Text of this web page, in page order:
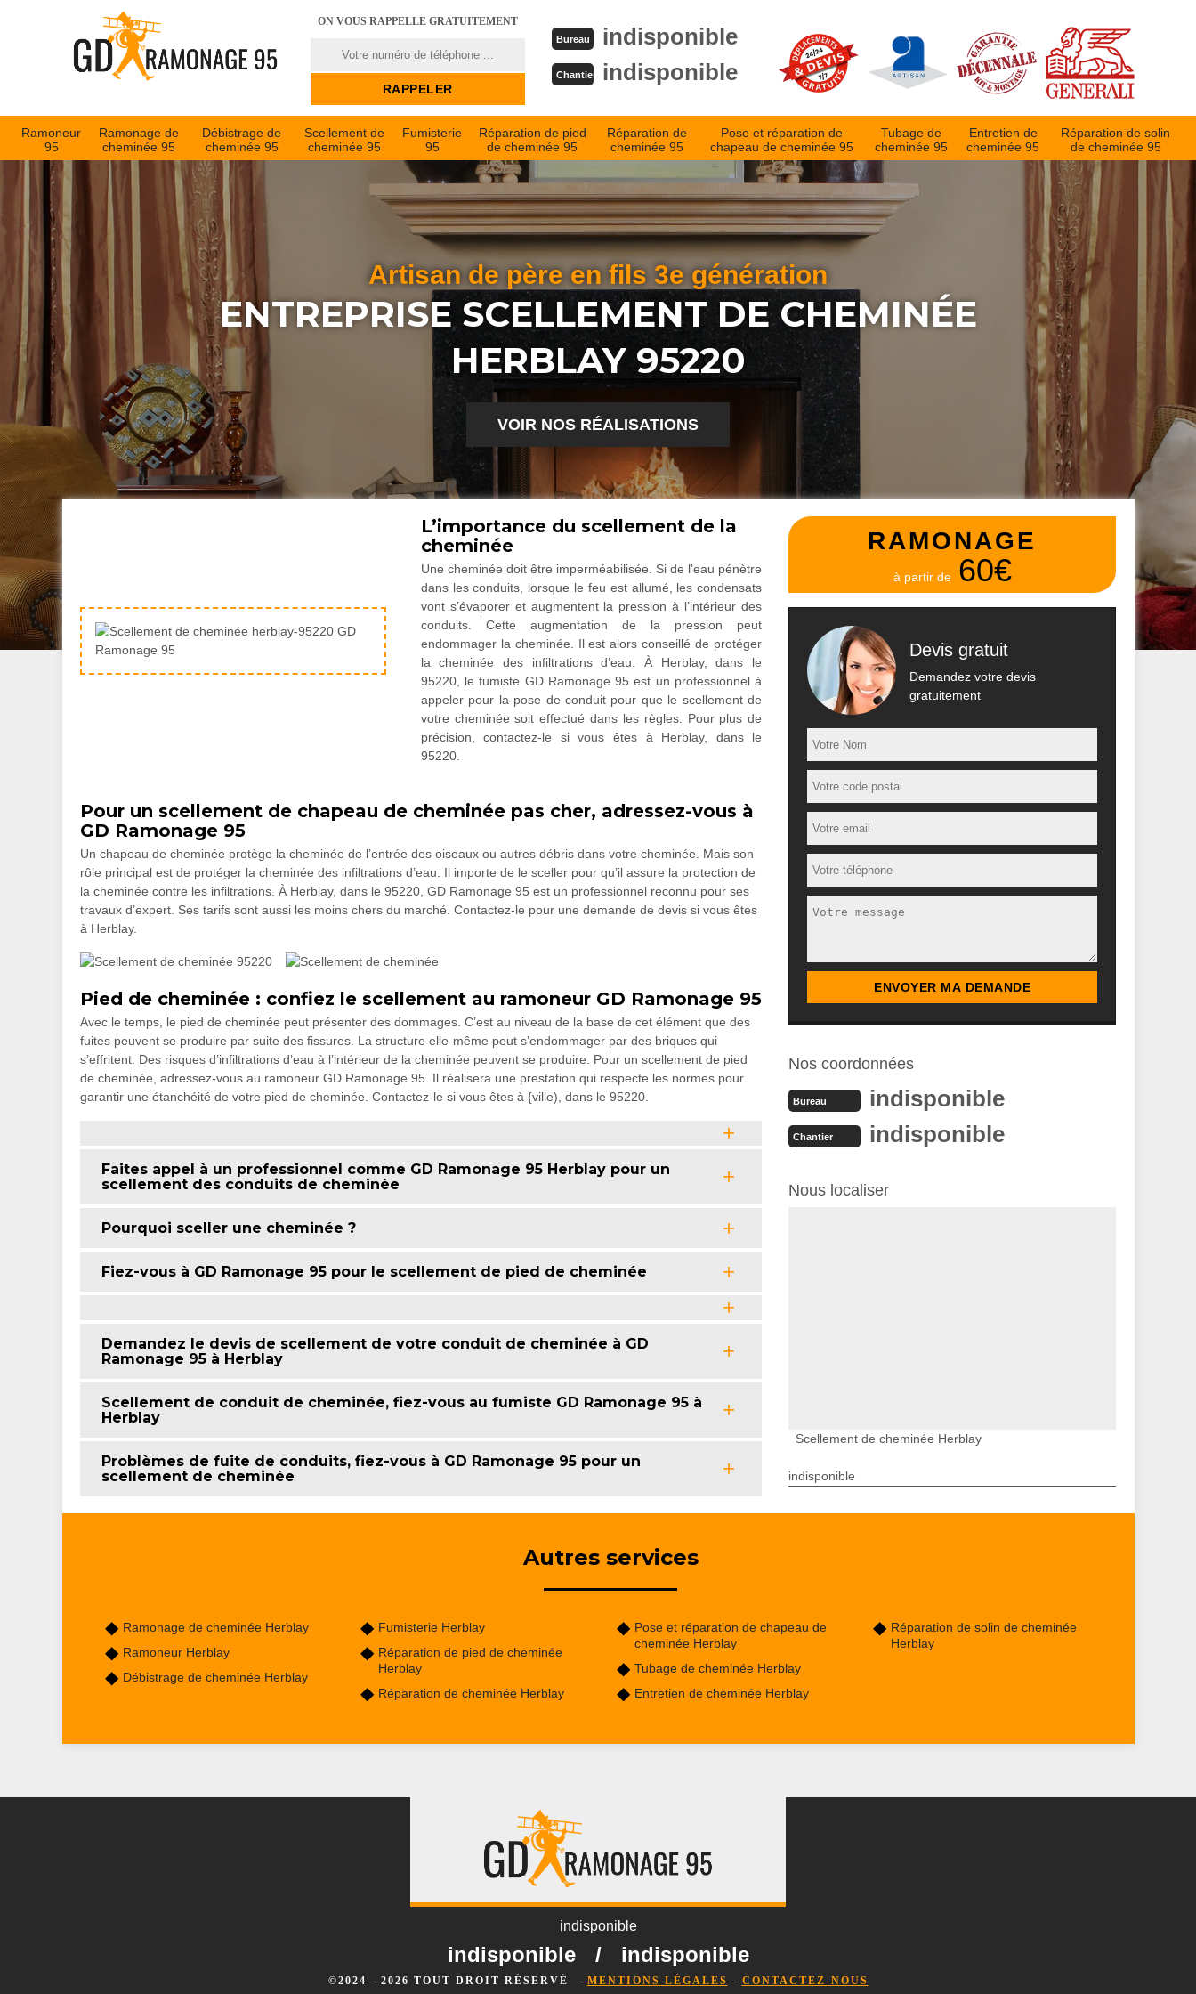
ON VOUS RAPPELLE GRATUITEMENT
Bureau indisponible
Chantier indisponible
Ramoneur
95
Ramonage de
cheminée 95
Débistrage de
cheminée 95
Scellement de
cheminée 95
Fumisterie
95
Réparation de pied
de cheminée 95
Réparation de
cheminée 95
Pose et réparation de
chapeau de cheminée 95
Tubage de
cheminée 95
Entretien de
cheminée 95
Réparation de solin
de cheminée 95
Artisan de père en fils 3e génération
ENTREPRISE SCELLEMENT DE CHEMINÉE
HERBLAY 95220
VOIR NOS RÉALISATIONS
L’importance du scellement de la
cheminée
Une cheminée doit être imperméabilisée. Si de l’eau pénètre
dans les conduits, lorsque le feu est allumé, les condensats
vont s’évaporer et augmentent la pression à l’intérieur des
conduits. Cette augmentation de la pression peut
endommager la cheminée. Il est alors conseillé de protéger
la cheminée des infiltrations d’eau. À Herblay, dans le
95220, le fumiste GD Ramonage 95 est un professionnel à
appeler pour la pose de conduit pour que le scellement de
votre cheminée soit effectué dans les règles. Pour plus de
précision, contactez-le si vous êtes à Herblay, dans le
95220.
Pour un scellement de chapeau de cheminée pas cher, adressez-vous à
GD Ramonage 95
Un chapeau de cheminée protège la cheminée de l’entrée des oiseaux ou autres débris dans votre cheminée. Mais son
rôle principal est de protéger la cheminée des infiltrations d’eau. Il importe de le sceller pour qu’il assure la protection de
la cheminée contre les infiltrations. À Herblay, dans le 95220, GD Ramonage 95 est un professionnel reconnu pour ses
travaux d’expert. Ses tarifs sont aussi les moins chers du marché. Contactez-le pour une demande de devis si vous êtes
à Herblay.
Pied de cheminée : confiez le scellement au ramoneur GD Ramonage 95
Avec le temps, le pied de cheminée peut présenter des dommages. C’est au niveau de la base de cet élément que des
fuites peuvent se produire par suite des fissures. La structure elle-même peut s’endommager par des briques qui
s’effritent. Des risques d’infiltrations d’eau à l’intérieur de la cheminée peuvent se produire. Pour un scellement de pied
de cheminée, adressez-vous au ramoneur GD Ramonage 95. Il réalisera une prestation qui respecte les normes pour
garantir une étanchéité de votre pied de cheminée. Contactez-le si vous êtes à {ville), dans le 95220.
Faites appel à un professionnel comme GD Ramonage 95 Herblay pour un
scellement des conduits de cheminée
Pourquoi sceller une cheminée ?
Fiez-vous à GD Ramonage 95 pour le scellement de pied de cheminée
Demandez le devis de scellement de votre conduit de cheminée à GD
Ramonage 95 à Herblay
Scellement de conduit de cheminée, fiez-vous au fumiste GD Ramonage 95 à
Herblay
Problèmes de fuite de conduits, fiez-vous à GD Ramonage 95 pour un
scellement de cheminée
RAMONAGE
à partir de 60€
Devis gratuit
Demandez votre devis
gratuitement
Nos coordonnées
Bureau indisponible
Chantier indisponible
Nous localiser
Scellement de cheminée Herblay
indisponible
Autres services
Ramonage de cheminée Herblay
Ramoneur Herblay
Débistrage de cheminée Herblay
Fumisterie Herblay
Réparation de pied de cheminée
Herblay
Réparation de cheminée Herblay
Pose et réparation de chapeau de
cheminée Herblay
Tubage de cheminée Herblay
Entretien de cheminée Herblay
Réparation de solin de cheminée
Herblay
indisponible
indisponible / indisponible
©2024 - 2026 TOUT DROIT RÉSERVÉ - MENTIONS LÉGALES - CONTACTEZ-NOUS